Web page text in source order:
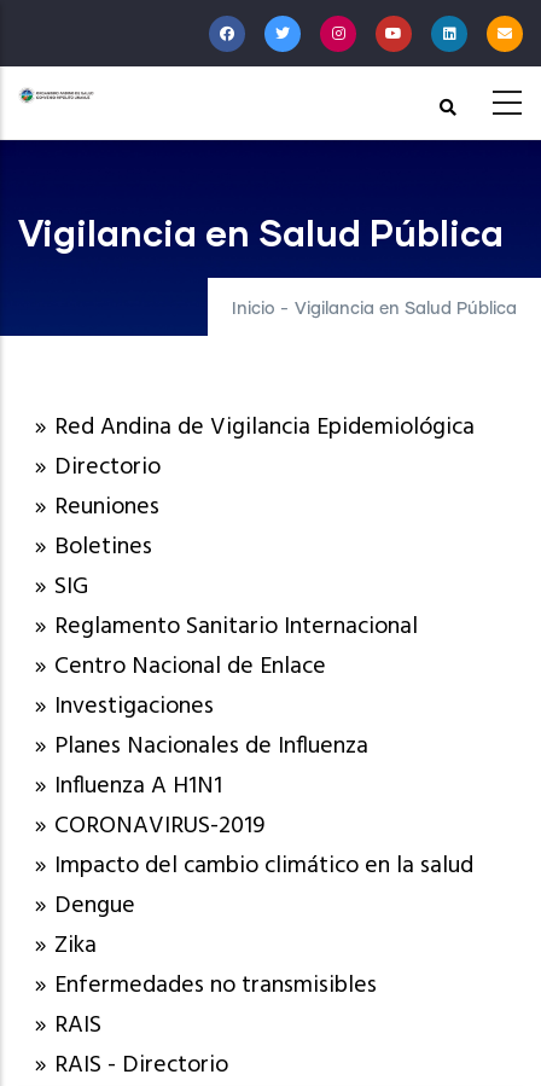
al
contenido
principal
Vigilancia en Salud Pública
Inicio - Vigilancia en Salud Pública
Red Andina de Vigilancia Epidemiológica
Directorio
Reuniones
Boletines
SIG
Reglamento Sanitario Internacional
Centro Nacional de Enlace
Investigaciones
Planes Nacionales de Influenza
Influenza A H1N1
CORONAVIRUS-2019
Impacto del cambio climático en la salud
Dengue
Zika
Enfermedades no transmisibles
RAIS
RAIS - Directorio